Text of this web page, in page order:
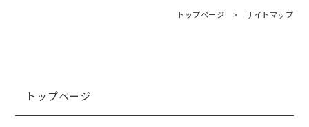
トップページ >サイトマップ
トップページ